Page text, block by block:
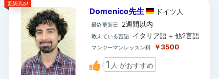
更新済み!
Domenico先生 ドイツ 人
最終更新日 2週間以内
教えている言語 イタリア語 + 他2言語
マンツーマンレッスン料 ￥3500
1 人 がおすすめ